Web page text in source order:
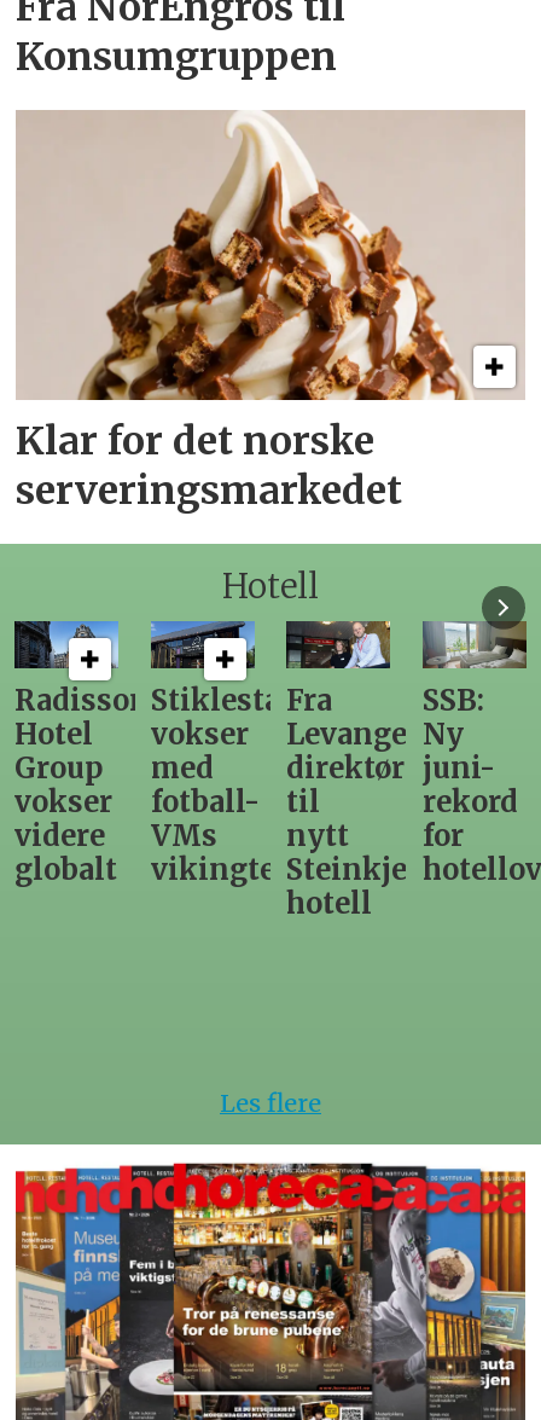
Konsumgruppen
Klar for det norske
serveringsmarkedet
Hotell
Radisson
Hotel
Group
vokser
videre
globalt
Stiklestad
vokser
med
fotball-
VMs
vikingtematikk
Fra
Levanger-
direktør
til
nytt
Steinkjer-
hotell
SSB:
Ny
juni-
rekord
for
Les flere